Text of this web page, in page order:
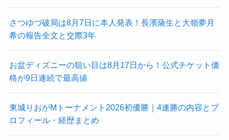
さつゆづ破局は8月7日に本人発表！長濱薩生と大嶺夢月
希の報告全文と交際3年
お盆ディズニーの狙い目は8月17日から！公式チケット価
格が9日連続で最高値
東城りおがMトーナメント2026初優勝｜4連勝の内容とプ
ロフィール・経歴まとめ